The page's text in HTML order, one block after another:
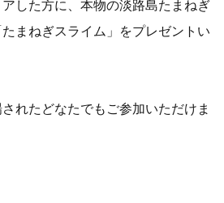
した方に、本物の淡路島たまねぎ
まねぎスライム」をプレゼントい
れたどなたでもご参加いただけま